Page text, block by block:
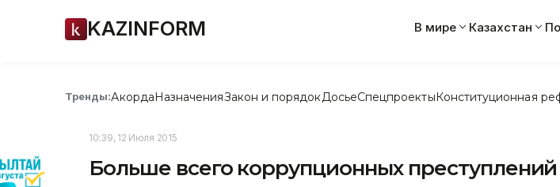
KAZINFORM В мире Казахстан
Тренды:АкордаНазначенияЗакон и порядок ДосьеСпецпроектыКонституционная
10:39, 12 Июля 2015
Больше всего коррупционных преступлений